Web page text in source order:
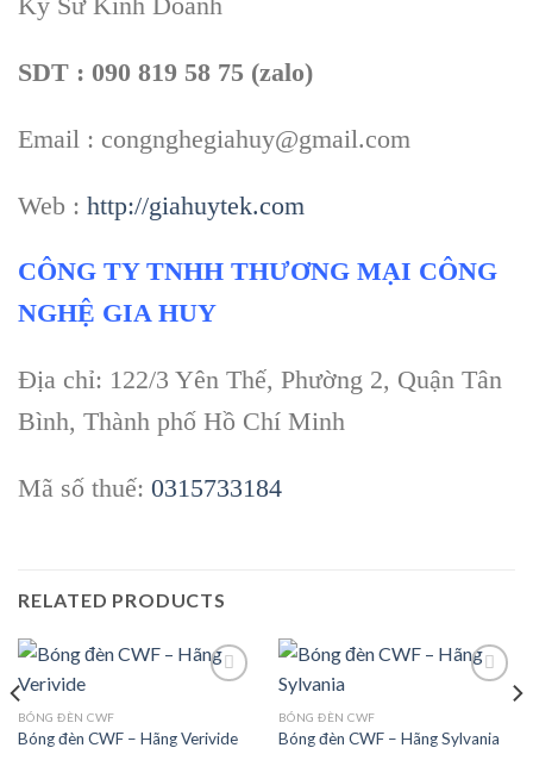
SDT : 090 819 58 75 (zalo)
Email : congnghegiahuy@gmail.com
Web : http://giahuytek.com
CÔNG TY TNHH THƯƠNG MẠI CÔNG
NGHỆ GIA HUY
Địa chỉ: 122/3 Yên Thế, Phường 2, Quận Tân
Bình, Thành phố Hồ Chí Minh
Mã số thuế: 0315733184
RELATED PRODUCTS
Add to
BÓNG ĐÈN CWF
Bóng đèn CWF – Hãng Verivide
Add to
BÓNG ĐÈN CWF
Bóng đèn CWF – Hãng Sylvania